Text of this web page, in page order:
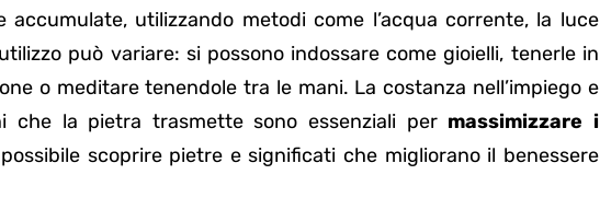
utilizzando metodi come l’acqua corrente, la luce
può variare: si possono indossare come gioielli, tenerle in
o meditare tenendole tra le mani. La costanza nell’impiego e
che la pietra trasmette sono essenziali per massimizzare i
scoprire pietre e significati che migliorano il benessere